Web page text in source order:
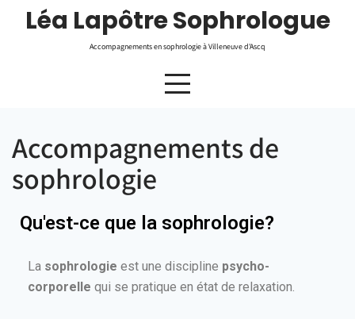
Léa Lapôtre Sophrologue
Accompagnements en sophrologie à Villeneuve d'Ascq
Accompagnements de
sophrologie
Qu'est-ce que la sophrologie?
La sophrologie est une discipline psycho-
corporelle qui se pratique en état de relaxation.